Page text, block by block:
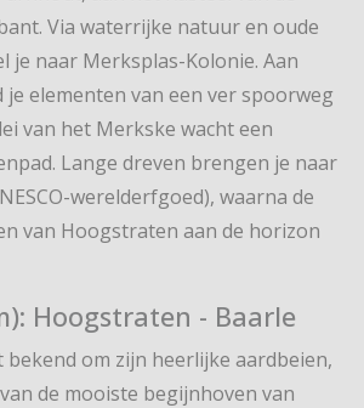
Via waterrijke natuur en oude
je naar Merksplas-Kolonie. Aan
je elementen van een ver spoorweg
van het Merkske wacht een
Lange dreven brengen je naar
werelderfgoed), waarna de
van Hoogstraten aan de horizon
Hoogstraten - Baarle
om zijn heerlijke aardbeien,
de mooiste begijnhoven van